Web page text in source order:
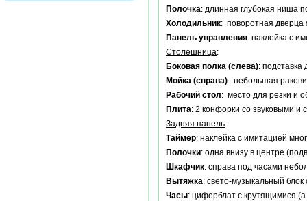
Полочка: длинная глубокая ниша
Холодильник: поворотная дверца
Панель управления: наклейка с
Столешница:
Боковая полка (слева): подставка
Мойка (справа): небольшая
Рабочий стол: место для резки и
Плита: 2 конфорки со звуковыми
Задняя панель:
Таймер: наклейка с имитацией
Полочки: одна внизу в центре
Шкафчик: справа под часами
Вытяжка: свето-музыкальный
Часы: циферблат с крутящимися